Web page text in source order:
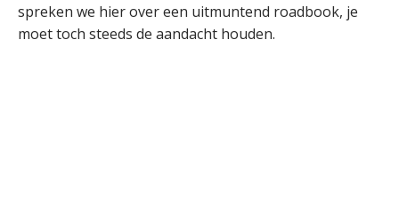
spreken we hier over een uitmuntend roadbook, je
moet toch steeds de aandacht houden.